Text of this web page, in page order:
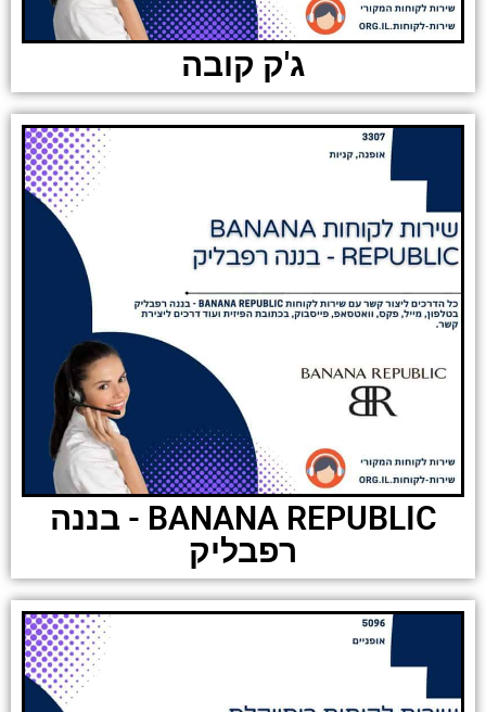
ג'ק קובה
BANANA REPUBLIC - בננה
רפבליק